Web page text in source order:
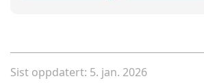
Sist oppdatert: 5. jan. 2026